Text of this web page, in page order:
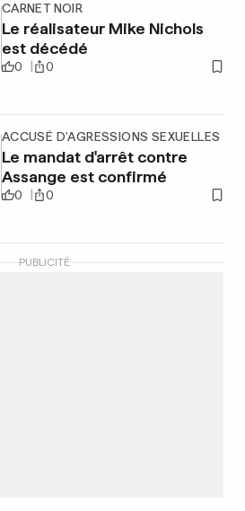
CARNET NOIR
Le réalisateur Mike Nichols
est décédé
0 0
ACCUSÉ D'AGRESSIONS SEXUELLES
Le mandat d'arrêt contre
Assange est confirmé
0 0
PUBLICITÉ